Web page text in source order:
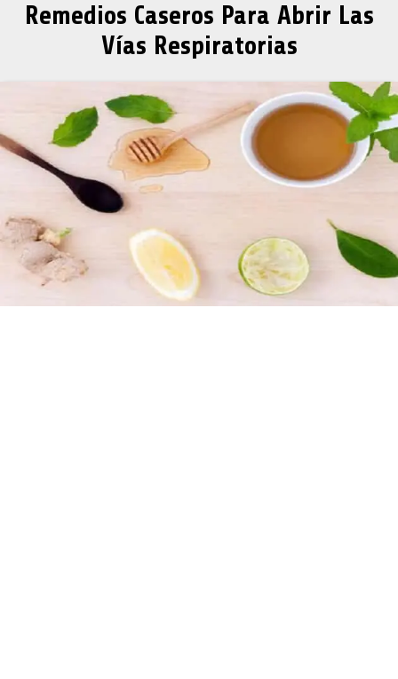
Remedios Caseros Para Abrir Las
Vías Respiratorias